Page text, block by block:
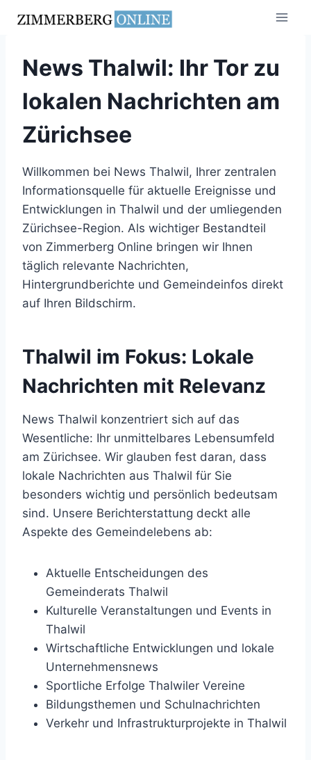
Inhalt
News Thalwil: Ihr Tor zu
lokalen Nachrichten am
Zürichsee
Willkommen bei News Thalwil, Ihrer zentralen
Informationsquelle für aktuelle Ereignisse und
Entwicklungen in Thalwil und der umliegenden
Zürichsee-Region. Als wichtiger Bestandteil
von Zimmerberg Online bringen wir Ihnen
täglich relevante Nachrichten,
Hintergrundberichte und Gemeindeinfos direkt
auf Ihren Bildschirm.
Thalwil im Fokus: Lokale
Nachrichten mit Relevanz
News Thalwil konzentriert sich auf das
Wesentliche: Ihr unmittelbares Lebensumfeld
am Zürichsee. Wir glauben fest daran, dass
lokale Nachrichten aus Thalwil für Sie
besonders wichtig und persönlich bedeutsam
sind. Unsere Berichterstattung deckt alle
Aspekte des Gemeindelebens ab:
Aktuelle Entscheidungen des
Gemeinderats Thalwil
Kulturelle Veranstaltungen und Events in
Thalwil
Wirtschaftliche Entwicklungen und lokale
Unternehmensnews
Sportliche Erfolge Thalwiler Vereine
Bildungsthemen und Schulnachrichten
Verkehr und Infrastrukturprojekte in Thalwil